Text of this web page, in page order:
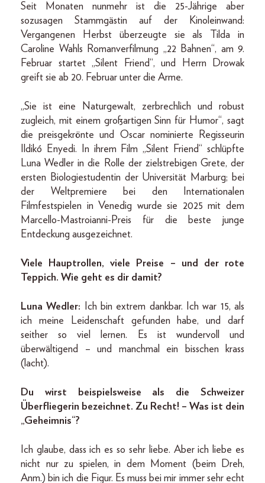
Seit Monaten nunmehr ist die 25-Jährige aber
sozusagen Stammgästin auf der Kinoleinwand:
Vergangenen Herbst überzeugte sie als Tilda in
Caroline Wahls Romanverfilmung „22 Bahnen“, am 9.
Februar startet „Silent Friend“, und Herrn Drowak
greift sie ab 20. Februar unter die Arme.
„Sie ist eine Naturgewalt, zerbrechlich und robust
zugleich, mit einem großartigen Sinn für Humor“, sagt
die preisgekrönte und Oscar nominierte Regisseurin
Ildikó Enyedi. In ihrem Film „Silent Friend“ schlüpfte
Luna Wedler in die Rolle der zielstrebigen Grete, der
ersten Biologiestudentin der Universität Marburg; bei
der Weltpremiere bei den Internationalen
Filmfestspielen in Venedig wurde sie 2025 mit dem
Marcello-Mastroianni-Preis für die beste junge
Entdeckung ausgezeichnet.
Viele Hauptrollen, viele Preise – und der rote
Teppich. Wie geht es dir damit?
Luna Wedler: Ich bin extrem dankbar. Ich war 15, als
ich meine Leidenschaft gefunden habe, und darf
seither so viel lernen. Es ist wundervoll und
überwältigend – und manchmal ein bisschen krass
(lacht).
Du wirst beispielsweise als die Schweizer
Überfliegerin bezeichnet. Zu Recht! – Was ist dein
„Geheimnis“?
Ich glaube, dass ich es so sehr liebe. Aber ich liebe es
nicht nur zu spielen, in dem Moment (beim Dreh,
Anm.) bin ich die Figur. Es muss bei mir immer sehr echt